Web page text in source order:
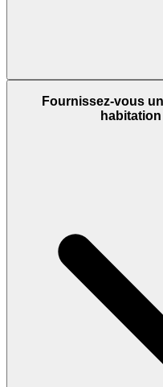
Fournissez-vous